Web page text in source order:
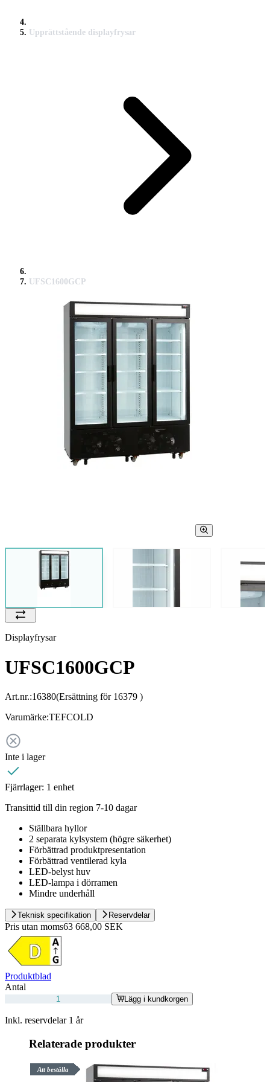
Upprättstående displayfrysar
UFSC1600GCP
Displayfrysar
UFSC1600GCP
Art.nr.:16380(Ersättning för 16379 )
Varumärke:TEFCOLD
Inte i lager
Fjärrlager: 1 enhet
Transittid till din region 7-10 dagar
Ställbara hyllor
2 separata kylsystem (högre säkerhet)
Förbättrad produktpresentation
Förbättrad ventilerad kyla
LED-belyst huv
LED-lampa i dörramen
Mindre underhåll
Teknisk specifikation Reservdelar
Pris utan moms63 668,00 SEK
Produktblad
Antal
Lägg i kundkorgen
Inkl. reservdelar 1 år
Relaterade produkter
Att beställa